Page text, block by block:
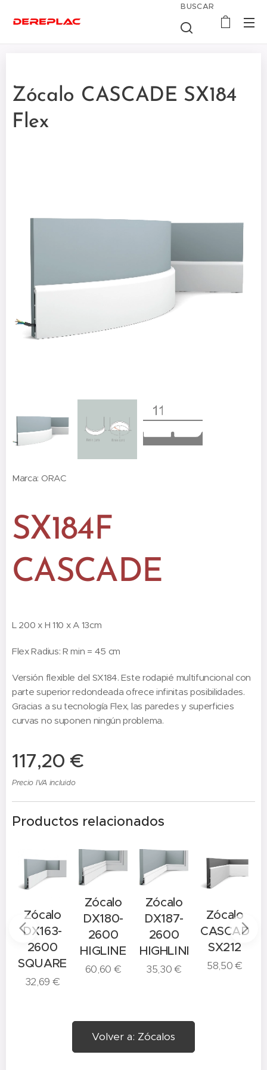
BUSCAR
Zócalo CASCADE SX184
Flex
Marca: ORAC
SX184F
CASCADE
L 200 x H 110 x A 13cm
Flex Radius: R min = 45 cm
Versión flexible del SX184. Este rodapié multifuncional con
parte superior redondeada ofrece infinitas posibilidades.
Gracias a su tecnología Flex, las paredes y superficies
curvas no suponen ningún problema.
117,20 €
Precio IVA incluido
Productos relacionados
Zócalo
DX163-
2600
SQUARE
32,69 €
Zócalo
DX180-
2600
HIGLINE
60,60 €
Zócalo
DX187-
2600
HIGHLINE
35,30€
Zócalo
CASCADE
SX212
58,50€
Volver a: Zócalos